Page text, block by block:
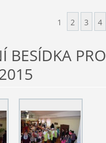
1 2 3 4
BESÍDKA PRO